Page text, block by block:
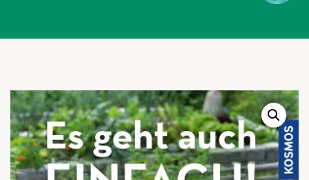
Zum